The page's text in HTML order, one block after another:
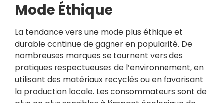
Mode Éthique
La tendance vers une mode plus éthique et
durable continue de gagner en popularité. De
nombreuses marques se tournent vers des
pratiques respectueuses de l’environnement, en
utilisant des matériaux recyclés ou en favorisant
la production locale. Les consommateurs sont de